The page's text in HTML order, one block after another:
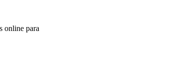
online para